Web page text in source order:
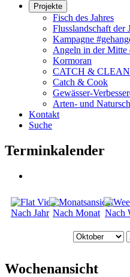
Projekte
Fisch des Jahres
Flusslandschaft der
Kampagne
Angeln in der Mitte
Kormoran
CATCH &
Catch & Cook
Gewässer-
Arten- und
Kontakt
Suche
Terminkalender
Nach Jahr Nach Monat Nach
Wochenansicht